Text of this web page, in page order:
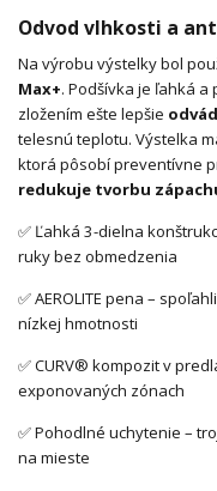
Odvod vlhkosti a
Na výrobu výstelky bol
Max+. Podšívka je ľahká a
zložením ešte lepšie
telesnú teplotu. Výstelka
ktorá pôsobí preventívne
redukuje tvorbu
✅ Ľahká 3-dielna
ruky bez obmedzenia
✅ AEROLITE pena –
nízkej hmotnosti
✅ CURV® kompozit v
exponovaných zónach
✅ Pohodlné uchytenie –
na mieste